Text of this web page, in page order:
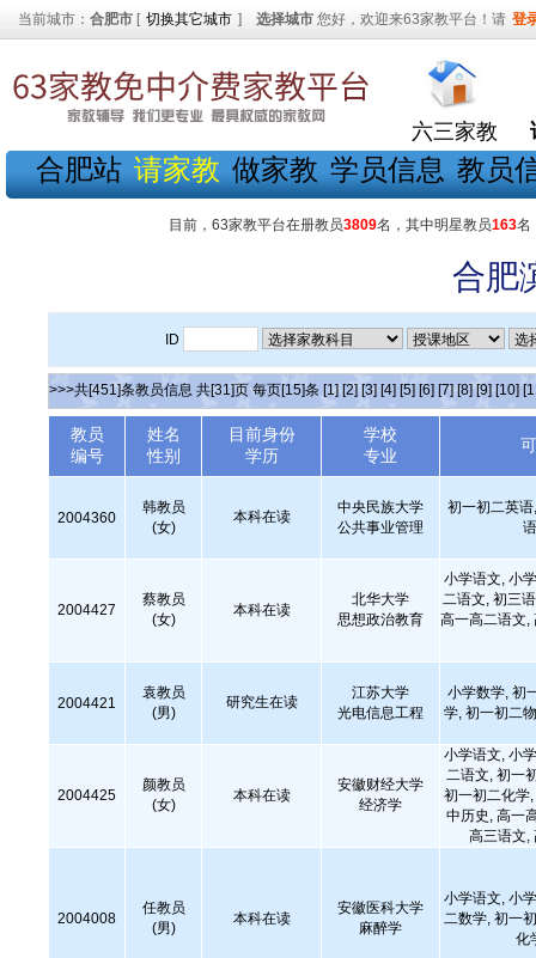
当前城市： 合肥市 [ 切换其它城市 ] 选择城市 您好，欢迎来63家教平台！请 登
六三家教
合肥站 请家教 做家教 学员信息 教员
目前，63家教平台在册教员3809名，其中明星教员163名
合肥
ID
>>>共[451]条教员信息 共[31]页 每页[15]条 [1] [2] [3] [4] [5] [6] [7] [8] [9] [10]
教员
编号
姓名
性别
目前身份
学历
学校
专业
2004360
韩教员
(女)
本科在读
中央民族大学
公共事业管理
初一初二英
2004427
蔡教员
(女)
本科在读
北华大学
思想政治教育
小学语文, 小
二语文, 初三
高一高二语文,
2004421
袁教员
(男)
研究生在读
江苏大学
光电信息工程
小学数学, 初
学, 初一初二
2004425
颜教员
(女)
本科在读
安徽财经大学
经济学
小学语文, 小
二语文, 初一
初一初二化学
中历史, 高一
高三语文,
2004008
任教员
(男)
本科在读
安徽医科大学
麻醉学
小学语文, 小
二数学, 初一
化